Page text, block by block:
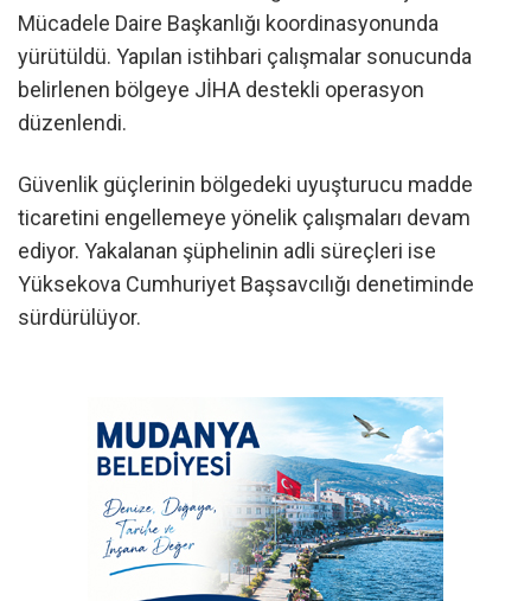
Mücadele Daire Başkanlığı koordinasyonunda
yürütüldü. Yapılan istihbari çalışmalar sonucunda
belirlenen bölgeye JİHA destekli operasyon
düzenlendi.
Güvenlik güçlerinin bölgedeki uyuşturucu madde
ticaretini engellemeye yönelik çalışmaları devam
ediyor. Yakalanan şüphelinin adli süreçleri ise
Yüksekova Cumhuriyet Başsavcılığı denetiminde
sürdürülüyor.